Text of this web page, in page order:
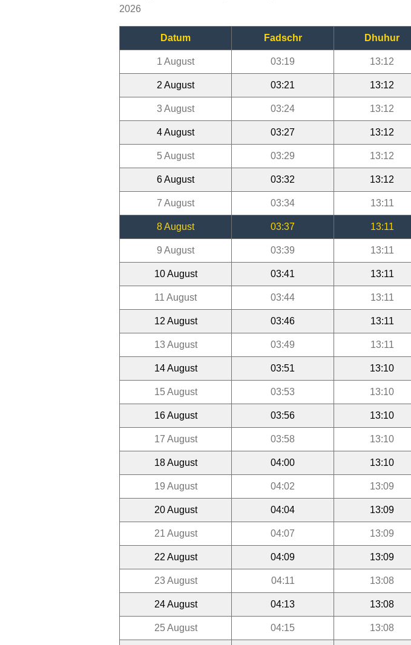
2026
Datum Fadschr Dhuhur
1 August 03:19 13:12
2 August 03:21 13:12
3 August 03:24 13:12
4 August 03:27 13:12
5 August 03:29 13:12
6 August 03:32 13:12
7 August 03:34 13:11
8 August 03:37 13:11
9 August 03:39 13:11
10 August 03:41 13:11
11 August 03:44 13:11
12 August 03:46 13:11
13 August 03:49 13:11
14 August 03:51 13:10
15 August 03:53 13:10
16 August 03:56 13:10
17 August 03:58 13:10
18 August 04:00 13:10
19 August 04:02 13:09
20 August 04:04 13:09
21 August 04:07 13:09
22 August 04:09 13:09
23 August 04:11 13:08
24 August 04:13 13:08
25 August 04:15 13:08